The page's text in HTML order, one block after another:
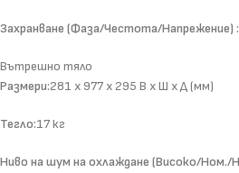
Захранване (Фаза/Честота/Напрежение) :
Вътрешно тяло
Размери:281 x 977 x 295 В x Ш x Д (мм)
Тегло:17 кг
Ниво на шум на охлаждане (Високо/Ном./